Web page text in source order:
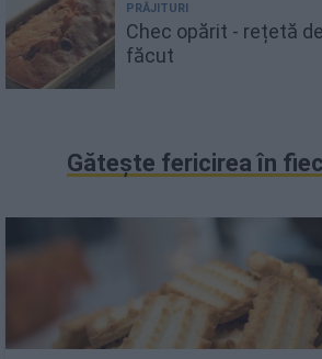
PRĂJITURI
Chec opărit - rețetă
făcut
Gătește fericirea în